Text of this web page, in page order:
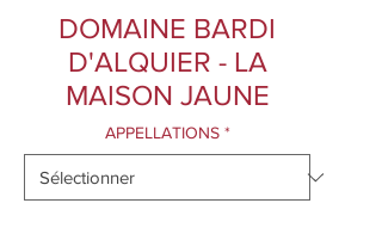
DOMAINE BARDI
D'ALQUIER - LA
MAISON JAUNE
APPELLATIONS *